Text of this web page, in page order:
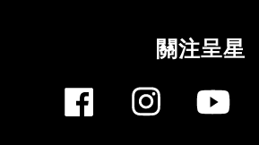
關注呈星
Facebook Instagram